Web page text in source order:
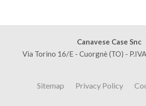
Canavese Case Snc
Via Torino 16/E - Cuorgnè (TO) -
Sitemap Privacy Policy
Camere